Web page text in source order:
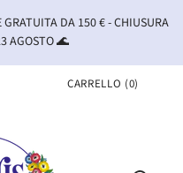
DA 150 € - CHIUSURA
AGOSTO 🌊
CARRELLO (0)